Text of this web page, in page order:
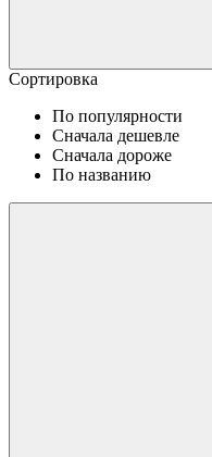
Сортировка
По популярности
Сначала дешевле
Сначала дороже
По названию